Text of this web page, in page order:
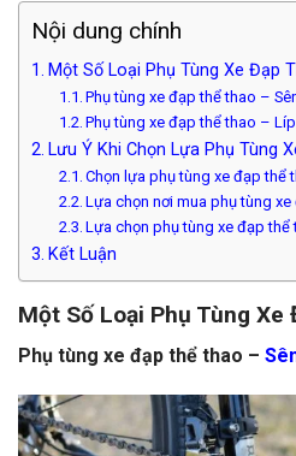
Nội dung chính
Một Số Loại Phụ Tùng Xe Đạp
Phụ tùng xe đạp thể thao –
Phụ tùng xe đạp thể thao –
Lưu Ý Khi Chọn Lựa Phụ Tùng
Chọn lựa phụ tùng xe đạp thể
Lựa chọn nơi mua phụ tùng
Lựa chọn phụ tùng xe đạp thể
Kết Luận
Một Số Loại Phụ Tùng Xe
Phụ tùng xe đạp thể thao –